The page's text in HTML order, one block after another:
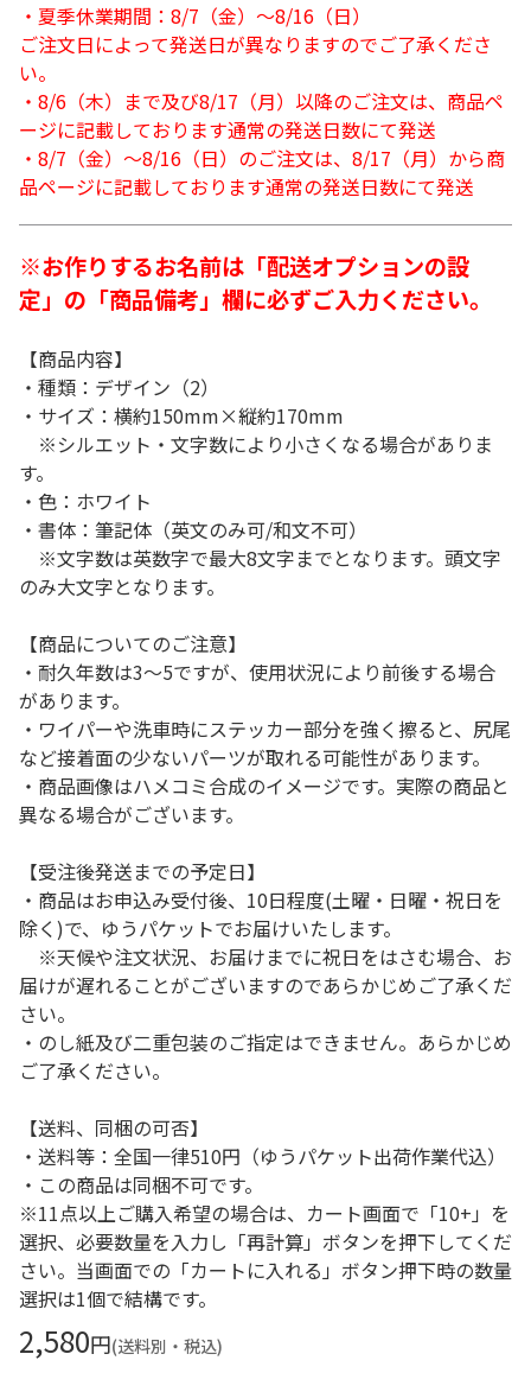
・夏季休業期間：8/7（金）～8/16（日）
ご注文日によって発送日が異なりますのでご了承くださ
い。
・8/6（木）まで及び8/17（月）以降のご注文は、商品ペ
ージに記載しております通常の発送日数にて発送
・8/7（金）～8/16（日）のご注文は、8/17（月）から商
品ページに記載しております通常の発送日数にて発送
※お作りするお名前は「配送オプションの設
定」の「商品備考」欄に必ずご入力ください。
【商品内容】
・種類：デザイン（2）
・サイズ：横約150mm×縦約170mm
※シルエット・文字数により小さくなる場合がありま
す。
・色：ホワイト
・書体：筆記体（英文のみ可/和文不可）
※文字数は英数字で最大8文字までとなります。頭文字
のみ大文字となります。
【商品についてのご注意】
・耐久年数は3～5ですが、使用状況により前後する場合
があります。
・ワイパーや洗車時にステッカー部分を強く擦ると、尻尾
など接着面の少ないパーツが取れる可能性があります。
・商品画像はハメコミ合成のイメージです。実際の商品と
異なる場合がございます。
【受注後発送までの予定日】
・商品はお申込み受付後、10日程度(土曜・日曜・祝日を
除く)で、ゆうパケットでお届けいたします。
※天候や注文状況、お届けまでに祝日をはさむ場合、お
届けが遅れることがございますのであらかじめご了承くだ
さい。
・のし紙及び二重包装のご指定はできません。あらかじめ
ご了承ください。
【送料、同梱の可否】
・送料等：全国一律510円（ゆうパケット出荷作業代込）
・この商品は同梱不可です。
※11点以上ご購入希望の場合は、カート画面で「10+」を
選択、必要数量を入力し「再計算」ボタンを押下してくだ
さい。当画面での「カートに入れる」ボタン押下時の数量
選択は1個で結構です。
2,580円(送料別・税込)